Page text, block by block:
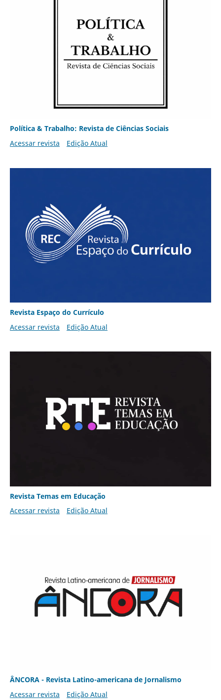
Política & Trabalho: Revista de Ciências Sociais
Acessar revista
Edição Atual
Revista Espaço do Currículo
Acessar revista
Edição Atual
Revista Temas em Educação
Acessar revista
Edição Atual
ÂNCORA - Revista Latino-americana de Jornalismo
Acessar revista
Edição Atual